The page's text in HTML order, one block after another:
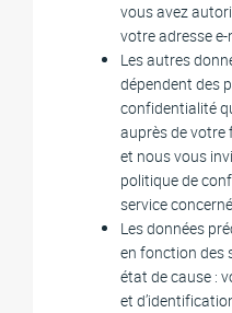
vous avez
votre adresse e-
Les autres
dépendent des
confidentialité
auprès de votre
et nous vous
politique de
service
Les données
en fonction des
état de cause :
et